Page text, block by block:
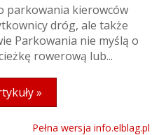
parkowania kierowców
dróg, ale także
Parkowania nie myślą o
rowerową lub...
»
Pełna wersja info.elblag.pl